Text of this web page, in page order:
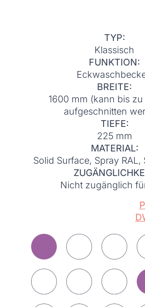
TYP:
Klassisch
FUNKTION:
BREITE:
1600 mm (kann bis zu
aufgeschnitten
TIEFE:
225 mm
MATERIAL:
Solid Surface, Spray RAL,
Nicht zugänglich